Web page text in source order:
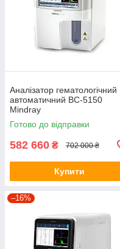
Аналізатор гематологічний
автоматичний BC-5150
Mindray
Готово до відправки
582 660 ₴ 702 000 ₴
Купити
–16%